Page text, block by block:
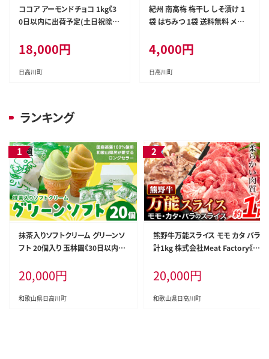
ココア アーモンドチョコ 1kg《3
0日以内に出荷予定(土日祝除
料 スイーツ デザート お菓子 お
やつ チョコ アーモンド アーモン
ドチョコ ココア---wfn_cwlocal
18,000円
日高川町
紀州 南高梅 梅干し しそ漬け 1
袋 はちみつ 1袋 送料無料 メー
内に出荷予定(土日祝除く)》和歌
山県 日高川町 しそ梅 はちみつ
梅---iwfn_wlocal19_30d_25_
4,000円
日高川町
ランキング
抹茶入りソフトクリーム グリーンソ
フト 20個入り 玉林園《30日以内に
日高川町 抹茶 ソフト ソフトクリー
ム アイス スイーツ 20個 冷凍 送料
無料---wshg_fgyr6_30d_26_200
20,000円
和歌山県日高川町
熊野牛万能スライス モモ カタ バラ
計1kg 株式会社Meat Factory《30
歌山県 日高川町 送料無料 牛肉 肉
スライス 冷凍---wshg_fmfy6_30
d_24_20000_1kg---
20,000円
和歌山県日高川町